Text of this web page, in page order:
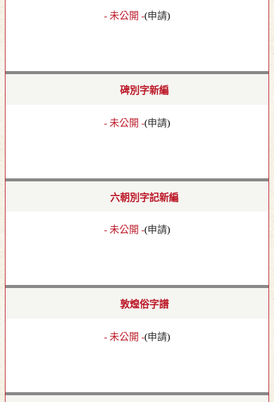
- 未公開 -(申請)
碑別字新編
- 未公開 -(申請)
六朝別字記新編
- 未公開 -(申請)
敦煌俗字譜
- 未公開 -(申請)